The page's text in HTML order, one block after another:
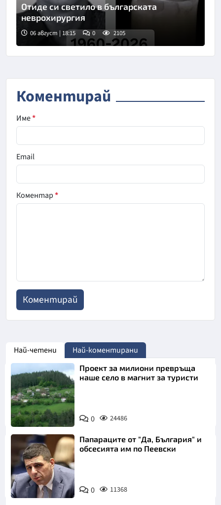
Отиде си светило в българската
неврохирургия
06 август | 18:15 0 2105
Коментирай
Име*
Email
Коментар*
Най-четени Най-коментирани
Проект за милиони превръща
наше село в магнит за туристи
0 24486
Папараците от "Да, България" и
обсесията им по Пеевски
0 11368